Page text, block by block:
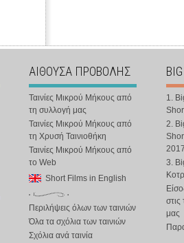
ΑΙΘΟΥΣΑ ΠΡΟΒΟΛΗΣ
Ταινίες Μικρού Μήκους από
τη συλλογή μας
Ταινίες Μικρού Μήκους από
τη Χρυσή Ταινιοθήκη
Ταινίες Μικρού Μήκους από
το Web
Short Films in English
Περιλήψεις όλων των ταινιών
Όλα τα σχόλια των ταινιών
Σχόλια ανά ταινία
1.
2.
3.
στις
μας